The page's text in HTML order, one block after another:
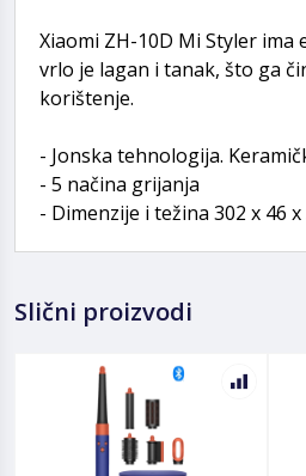
Xiaomi ZH-10D Mi Styler ima
vrlo je lagan i tanak, što ga
korištenje.
- Jonska tehnologija.
- 5 načina grijanja
- Dimenzije i težina 302 x 46 x
Slični proizvodi